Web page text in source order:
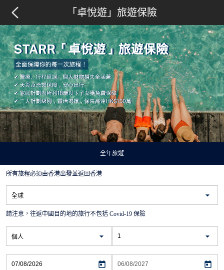
「卓悅遊」旅遊保險
全年旅遊
所有旅程必須由香港出發並返回香港
請注意，往返中國目的地的旅行不包括 Covid-19 保險